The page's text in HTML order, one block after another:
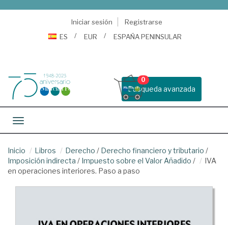
Iniciar sesión
Registrarse
ES
EUR ESPAÑA PENINSULAR
Busqueda avanzada
0
Toggle navigation
Inicio Libros Derecho / Derecho financiero y tributario /
Imposición indirecta / Impuesto sobre el Valor Añadido /
IVA
en operaciones interiores. Paso a paso